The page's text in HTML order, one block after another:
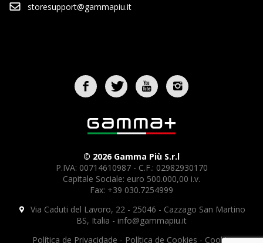
storesupport@gammapiu.it
© 2026 Gamma Più S.r.l
P.IVA: 00714610987 - C.F.: 02982930170
Capitale Sociale: euro 500.000,00 i.v.
Fax: +39 030.7254999
Via Caduti del Lavoro, 22 - 25046 - Cazzago San Martino
BS, Italia - info@gammapiu.it
Política de Privacidade - Política de Cookies - Cookie